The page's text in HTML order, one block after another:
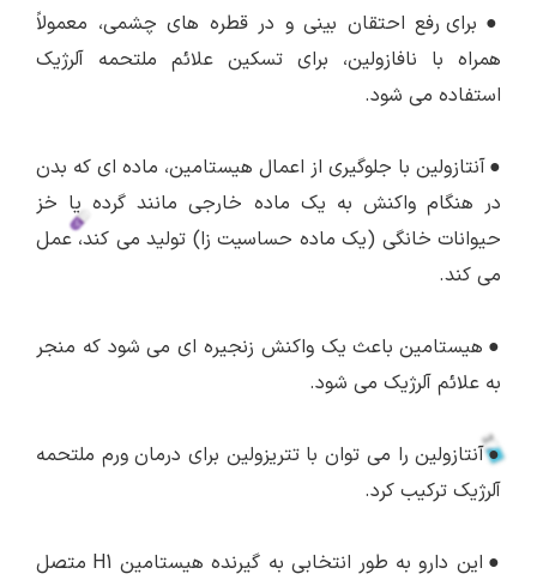
● برای رفع احتقان بینی و در قطره های چشمی، معمولاً
همراه با نافازولین، برای تسکین علائم ملتحمه آلرژیک
استفاده می شود.
●آنتازولین با جلوگیری از اعمال هیستامین، ماده ای که بدن
در هنگام واکنش به یک ماده خارجی مانند گرده یا خز
حیوانات خانگی (یک ماده حساسیت زا) تولید می کند، عمل
می کند.
● هیستامین باعث یک واکنش زنجیره ای می شود که منجر
به علائم آلرژیک می شود.
●آنتازولین را می توان با تتریزولین برای درمان ورم ملتحمه
آلرژیک ترکیب کرد.
●
این دارو به طور انتخابی به گیرنده هیستامین H1 متصل